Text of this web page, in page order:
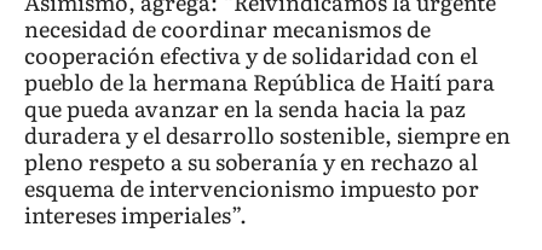
necesidad de coordinar mecanismos de
cooperación efectiva y de solidaridad con el
pueblo de la hermana República de Haití para
que pueda avanzar en la senda hacia la paz
duradera y el desarrollo sostenible, siempre en
pleno respeto a su soberanía y en rechazo al
esquema de intervencionismo impuesto por
intereses imperiales”.